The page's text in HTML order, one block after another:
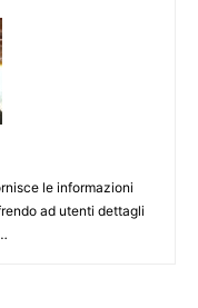
le informazioni
ad utenti dettagli